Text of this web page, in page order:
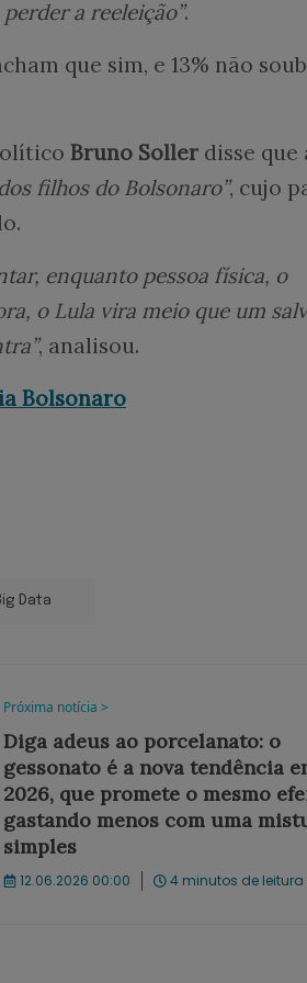
a reeleição”.
que sim, e 13% não
Bruno Soller disse que
filhos do Bolsonaro”, cujo
enquanto pessoa física, o
o Lula vira meio que um
, analisou.
Bolsonaro
Data
Próxima notícia >
Diga adeus ao porcelanato: o
gessonato é a nova tendência
2026, que promete o mesmo
gastando menos com uma
simples
12.06.2026 00:00 4 minutos de leitura